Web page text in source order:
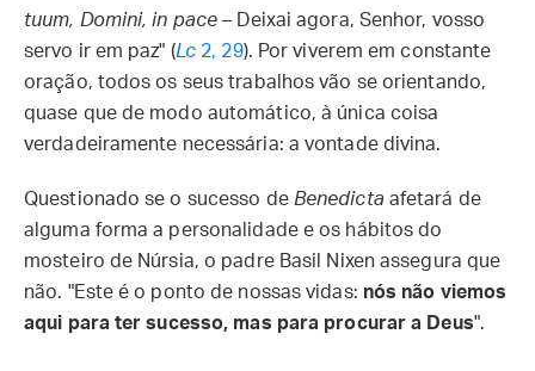
tuum, Domini, in pace – Deixai agora, Senhor, vosso
servo ir em paz" (Lc 2, 29). Por viverem em constante
oração, todos os seus trabalhos vão se orientando,
quase que de modo automático, à única coisa
verdadeiramente necessária: a vontade divina.
Questionado se o sucesso de Benedictaafetará de
alguma forma a personalidade e os hábitos do
mosteiro de Núrsia, o padre Basil Nixen assegura que
não. "Este é o ponto de nossas vidas: nós não viemos
aqui para ter sucesso, mas para procurar a Deus".